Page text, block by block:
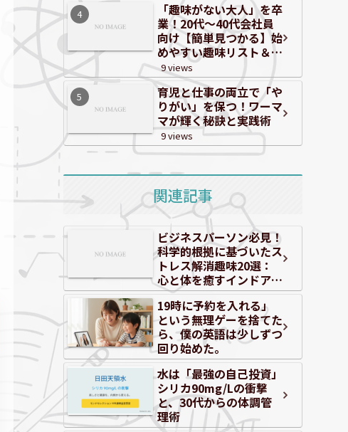
「趣味がない大人」を卒
業！20代〜40代会社員
向け【簡単見つかる】始
めやすい趣味リスト＆自
己分析
9 views
育児と仕事の両立で「や
りがい」を保つ！ワーマ
マが輝く秘訣と実践術
9 views
関連記事
ビジネスパーソン必見！
科学的根拠に基づいたス
トレス解消趣味20選：
心と体を癒すインドア・
アウトドア
19時に予約を入れる」
という無理ゲーを捨てた
ら、僕の英語は少しずつ
回り始めた。
水は「最強の自己投資」
シリカ90mg/Lの衝撃
と、30代からの体調管
理術